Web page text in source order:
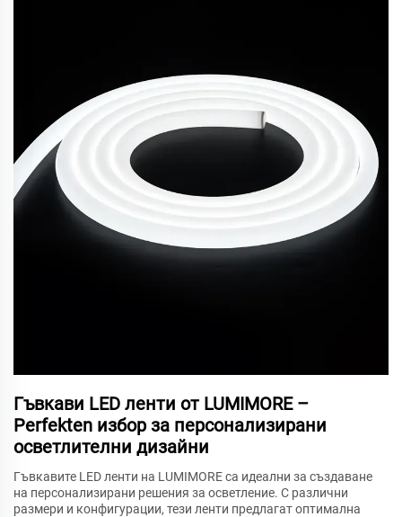
Гъвкави LED ленти от LUMIMORE –
Perfekten избор за персонализирани
осветлителни дизайни
Гъвкавите LED ленти на LUMIMORE са идеални за създаване
на персонализирани решения за осветление. С различни
размери и конфигурации, тези ленти предлагат оптимална